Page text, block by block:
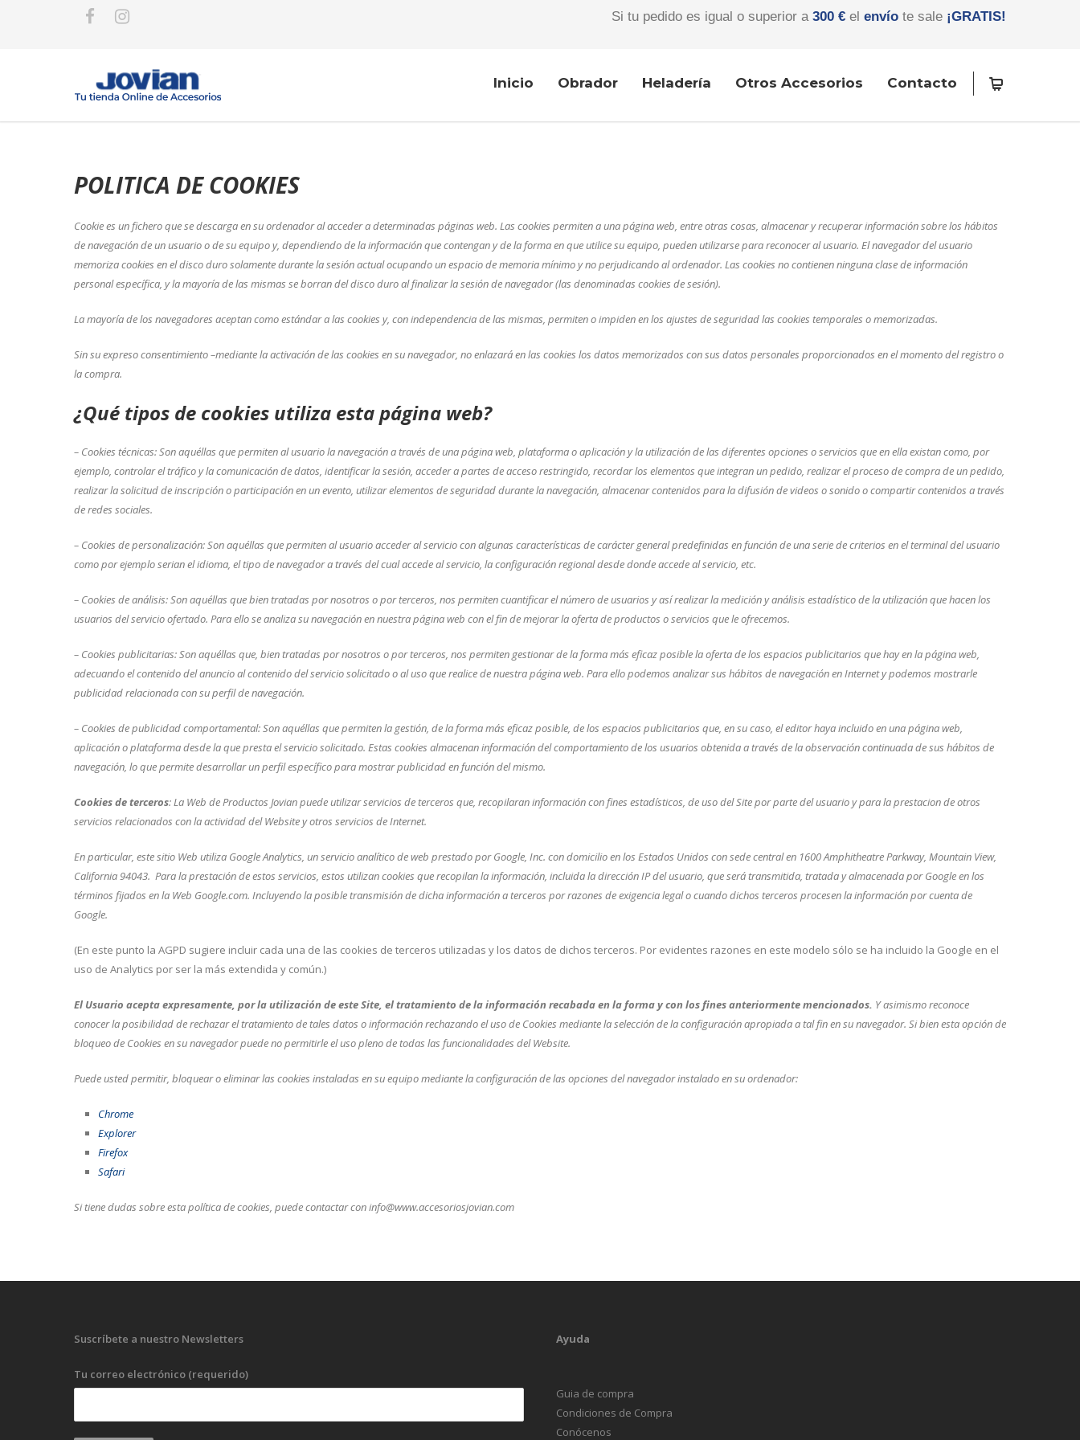
Si tu pedido es igual o superior a300 € el envío te sale ¡GRATIS!
Inicio Obrador Heladería Otros Accesorios Contacto
POLITICA DE COOKIES
Cookiees un fichero que se descarga en su ordenador al acceder a determinadas páginas web. Las cookies permiten a una página web, entre otras cosas, almacenar y recuperar información sobre los hábitos
de navegación de un usuario o de su equipo y, dependiendo de la información que contengan y de la forma en que utilice su equipo, pueden utilizarse para reconocer al usuario. El navegador del usuario
memoriza cookies en el disco duro solamente durante la sesión actual ocupando un espacio de memoria mínimo y no perjudicando al ordenador. Las cookies no contienen ninguna clase de información
personal específica, y la mayoría de las mismas se borran del disco duro al finalizar la sesión de navegador (las denominadas cookies de sesión).
La mayoría de los navegadores aceptan como estándar a las cookies y, con independencia de las mismas, permiten o impiden en los ajustes de seguridad las cookies temporales o memorizadas.
Sin su expreso consentimiento –mediante la activación de las cookies en su navegador, no enlazará en las cookies los datos memorizados con sus datos personales proporcionados en el momento del registro o
la compra.
¿Qué tipos de cookies utiliza esta página web?
– Cookies técnicas: Son aquéllas que permiten al usuario la navegación a través de una página web, plataforma o aplicación y la utilización de las diferentes opciones o servicios que en ella existan como, por
ejemplo, controlar el tráfico y la comunicación de datos, identificar la sesión, acceder a partes de acceso restringido, recordar los elementos que integran un pedido, realizar el proceso de compra de un pedido,
realizar la solicitud de inscripción o participación en un evento, utilizar elementos de seguridad durante la navegación, almacenar contenidos para la difusión de videos o sonido o compartir contenidos a través
de redes sociales.
– Cookies de personalización: Son aquéllas que permiten al usuario acceder al servicio con algunas características de carácter general predefinidas en función de una serie de criterios en el terminal del usuario
como por ejemplo serian el idioma, el tipo de navegador a través del cual accede al servicio, la configuración regional desde donde accede al servicio, etc.
– Cookies de análisis: Son aquéllas que bien tratadas por nosotros o por terceros, nos permiten cuantificar el número de usuarios y así realizar la medición y análisis estadístico de la utilización que hacen los
usuarios del servicio ofertado. Para ello se analiza su navegación en nuestra página web con el fin de mejorar la oferta de productos o servicios que le ofrecemos.
– Cookies publicitarias: Son aquéllas que, bien tratadas por nosotros o por terceros, nos permiten gestionar de la forma más eficaz posible la oferta de los espacios publicitarios que hay en la página web,
adecuando el contenido del anuncio al contenido del servicio solicitado o al uso que realice de nuestra página web. Para ello podemos analizar sus hábitos de navegación en Internet y podemos mostrarle
publicidad relacionada con su perfil de navegación.
– Cookies depublicidad comportamental: Son aquéllas que permiten la gestión, de la forma más eficaz posible, de los espacios publicitarios que, en su caso, el editor haya incluido en una página web,
aplicación o plataforma desde la que presta el servicio solicitado. Estas cookies almacenan información del comportamiento de los usuarios obtenida a través de la observación continuada de sus hábitos de
navegación, lo que permite desarrollar un perfil específico para mostrar publicidad en función del mismo.
Cookies de terceros: La Web de Productos Jovian puede utilizar servicios de terceros que, recopilaran información con fines estadísticos, de uso del Site por parte del usuario y para la prestacion de otros
servicios relacionados con la actividad del Website y otros servicios de Internet.
En particular, este sitio Web utiliza Google Analytics, un servicio analítico de web prestado por Google, Inc. con domicilio en los Estados Unidos con sede central en 1600 Amphitheatre Parkway, Mountain View,
California 94043. Para la prestación de estos servicios, estos utilizan cookies que recopilan la información, incluida la dirección IP del usuario, que será transmitida, tratada y almacenada por Google en los
términos fijados en la Web Google.com. Incluyendo la posible transmisión de dicha información a terceros por razones de exigencia legal o cuando dichos terceros procesen la información por cuenta de
Google.
(En este punto la AGPD sugiere incluir cada una de las cookies de terceros utilizadas y los datos de dichos terceros. Por evidentes razones en este modelo sólo se ha incluido la Google en el
uso de Analytics por ser la más extendida y común.)
El Usuario acepta expresamente, por la utilización de este Site, el tratamiento de la información recabada en la forma y con los fines anteriormente mencionados. Y asimismo reconoce
conocer la posibilidad de rechazar el tratamiento de tales datos o información rechazando el uso de Cookies mediante la selección de la configuración apropiada a tal fin en su navegador. Si bien esta opción de
bloqueo de Cookies en su navegador puede no permitirle el uso pleno de todas las funcionalidades del Website.
Puede usted permitir, bloquear o eliminar las cookies instaladas en su equipo mediante la configuración de las opciones del navegador instalado en su ordenador:
Chrome
Explorer
Firefox
Safari
Si tiene dudas sobre esta política de cookies, puede contactar con info@www.accesoriosjovian.com
Suscríbete a nuestro Newsletters
Tu correo electrónico (requerido)
Ayuda
Guia de compra
Condiciones de Compra
Conócenos